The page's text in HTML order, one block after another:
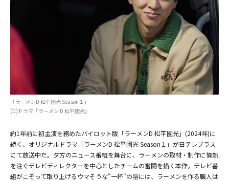
「ラーメンD 松平國光 Season１」
(C)ドラマ『ラーメン D 松平國光』
約1年前に初主演を務めたパイロット版「ラーメンD 松平國光」(2024年)に
続く、オリジナルドラマ「ラーメンD 松平國光 Season１」が日テレプラス
にて放送中だ。夕方のニュース番組を舞台に、ラーメンの取材・制作に情熱
を注ぐテレビディレクターを中心としたチームの奮闘を描く本作。テレビ番
組がこぞって取り上げるウマそうな"一杯"の陰には、ラーメンを作る職人は